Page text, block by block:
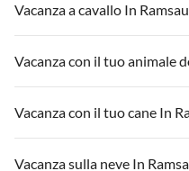
Vacanza a cavallo In
Vacanza con il tuo cane In
Vacanza sulla neve In